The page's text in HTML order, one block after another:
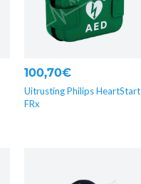
100,70€
Uitrusting Philips HeartStart
FRx